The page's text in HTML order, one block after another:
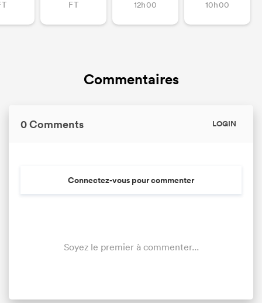
FT 12h00 10h00
Commentaires
0 Comments LOGIN
Connectez-vous pour commenter
Soyez le premier à commenter...